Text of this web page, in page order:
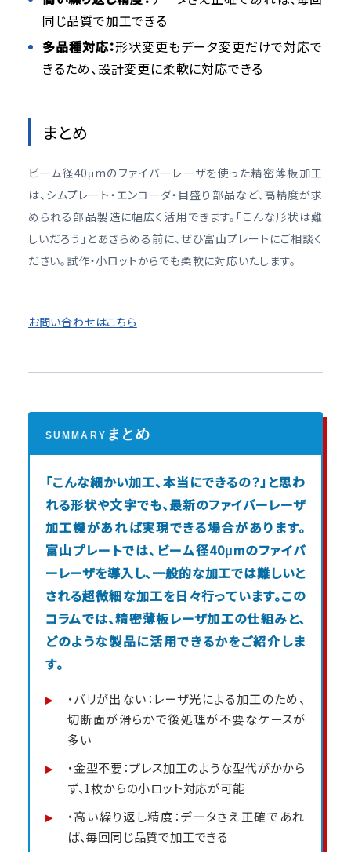
同じ品質で加工できる
多品種対応：形状変更もデータ変更だけで対応で
きるため、設計変更に柔軟に対応できる
まとめ
ビーム径40μmのファイバーレーザを使った精密薄板加工
は、シムプレート・エンコーダ・目盛り部品など、高精度が求
められる部品製造に幅広く活用できます。「こんな形状は難
しいだろう」とあきらめる前に、ぜひ富山プレートにご相談く
ださい。試作・小ロットからでも柔軟に対応いたします。
お問い合わせはこちら
SUMMARY まとめ
「こんな細かい加工、本当にできるの？」と思わ
れる形状や文字でも、最新のファイバーレーザ
加工機があれば実現できる場合があります。
富山プレートでは、ビーム径40μmのファイバ
ーレーザを導入し、一般的な加工では難しいと
される超微細な加工を日々行っています。この
コラムでは、精密薄板レーザ加工の仕組みと、
どのような製品に活用できるかをご紹介しま
す。
・バリが出ない：レーザ光による加工のため、
切断面が滑らかで後処理が不要なケースが
多い
・金型不要：プレス加工のような型代がかから
ず、1枚からの小ロット対応が可能
・高い繰り返し精度：データさえ正確であれ
ば、毎回同じ品質で加工できる